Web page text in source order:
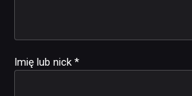
Imię lub nick *